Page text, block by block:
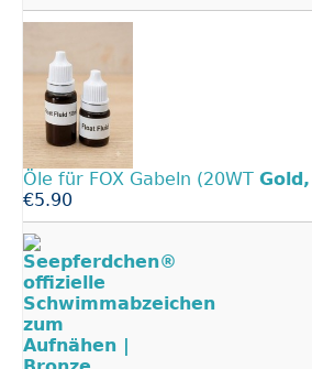
Öle für FOX Gabeln (20WT Gold,
€5.90